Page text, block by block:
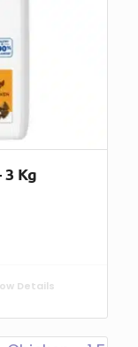
Kg
Details